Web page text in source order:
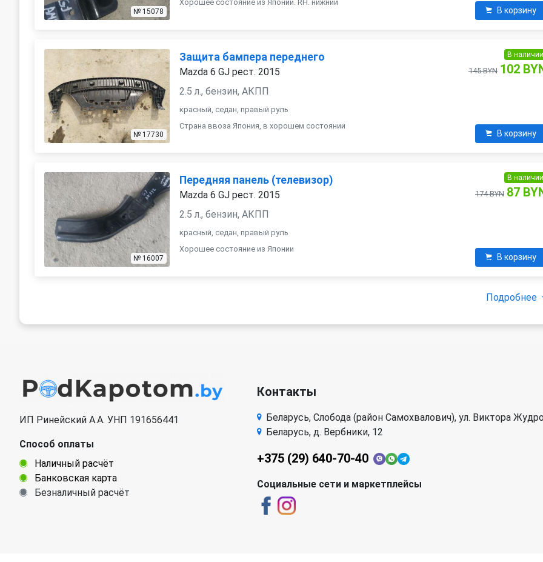
№ 15078
Хорошее состояние из Японии. RH. нижний
В корзину
№ 17730
Защита бампера переднего
Mazda 6 GJ рест. 2015
2.5 л., бензин, АКПП
красный, седан, правый руль
Страна ввоза Япония, в хорошем состоянии
В наличии
145 BYN 102
В корзину
№ 16007
Передняя панель (телевизор)
Mazda 6 GJ рест. 2015
2.5 л., бензин, АКПП
красный, седан, правый руль
Хорошее состояние из Японии
В наличии
174 BYN 87
В корзину
Подробнее
ИП Ринейский А.А. УНП 191656441
Способ оплаты
Наличный расчёт
Банковская карта
Безналичный расчёт
Контакты
Беларусь, Слобода (район Самохвалович), ул. Виктора
Беларусь, д. Вербники, 12
+375 (29) 640-70-40
Социальные сети и маркетплейсы